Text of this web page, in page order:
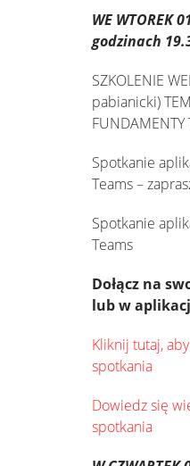
WE WTOREK
godzinach
SZKOLENIE
pabianicki)
FUNDAMENTY
Spotkanie
Teams –
Spotkanie
Teams
Dołącz na
lub w
Kliknij tutaj,
spotkania
Dowiedz się
spotkania